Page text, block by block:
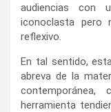
audiencias con
iconoclasta pero
reflexivo.
En tal sentido,
abreva de la
herramienta